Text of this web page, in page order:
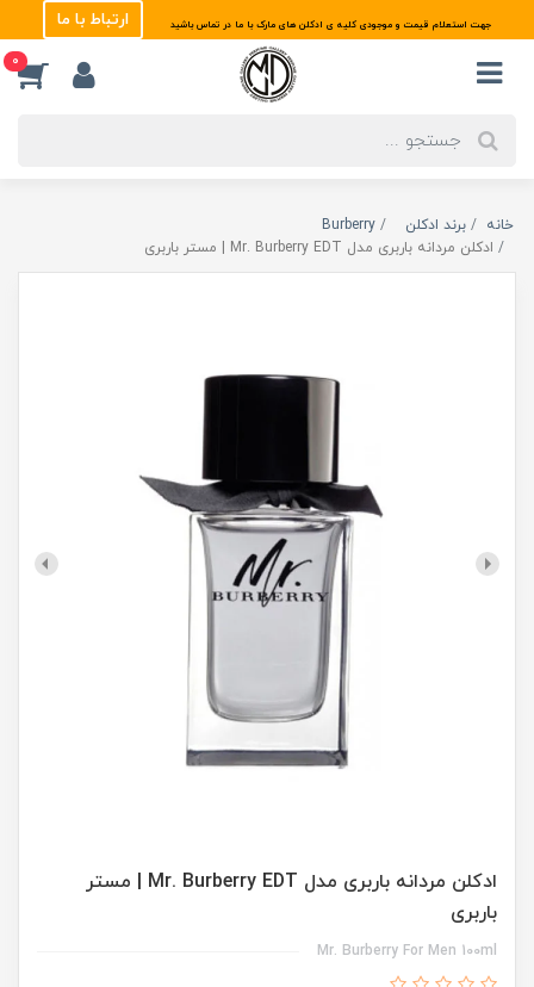
جهت استعلام قیمت و موجودی کلیه ی ادکلن های مارک با ما در تماس باشید ارتباط با ما
0
خانه برند ادکلن
Burberry
ادکلن مردانه باربری مدل Mr. Burberry EDT | مستر باربری
ادکلن مردانه باربری مدل Mr. Burberry EDT | مستر
باربری
Mr. Burberry For Men 100ml